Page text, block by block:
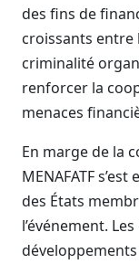
des fins de
croissants
criminalité
renforcer la
menaces
En marge de la
MENAFATF
des États
l’événement.